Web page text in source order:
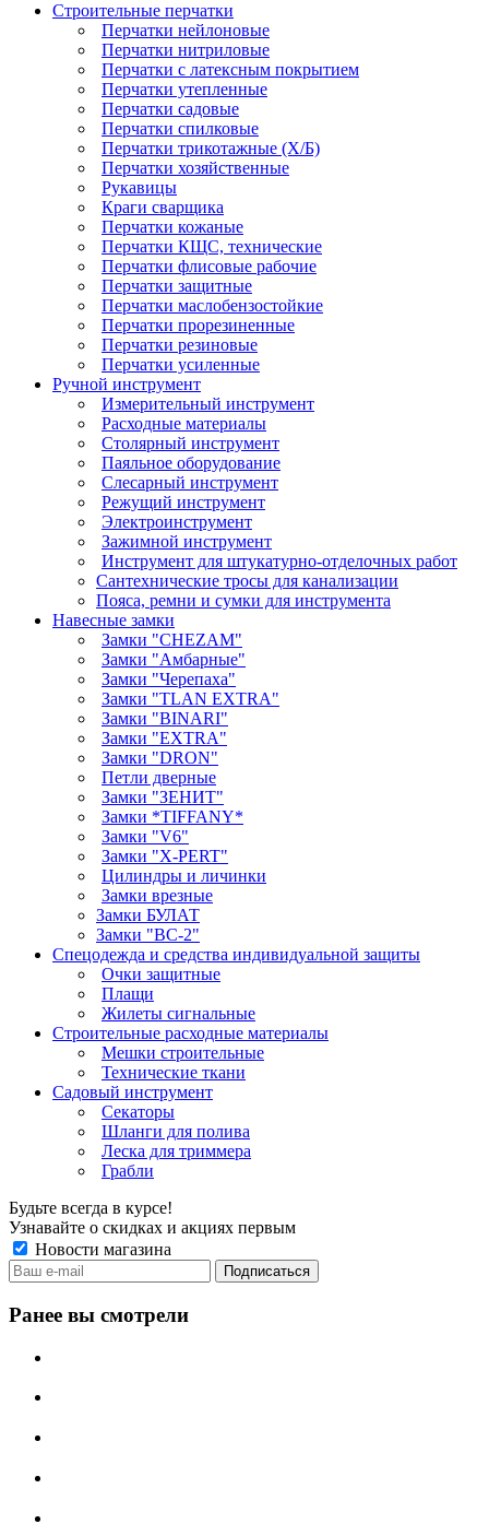
Строительные перчатки
Перчатки нейлоновые
Перчатки нитриловые
Перчатки с латексным покрытием
Перчатки утепленные
Перчатки садовые
Перчатки спилковые
Перчатки трикотажные (Х/Б)
Перчатки хозяйственные
Рукавицы
Краги сварщика
Перчатки кожаные
Перчатки КЩС, технические
Перчатки флисовые рабочие
Перчатки защитные
Перчатки маслобензостойкие
Перчатки прорезиненные
Перчатки резиновые
Перчатки усиленные
Ручной инструмент
Измерительный инструмент
Расходные материалы
Столярный инструмент
Паяльное оборудование
Слесарный инструмент
Режущий инструмент
Электроинструмент
Зажимной инструмент
Инструмент для штукатурно-отделочных работ
Сантехнические тросы для канализации
Пояса, ремни и сумки для инструмента
Навесные замки
Замки "CHEZAM"
Замки "Амбарные"
Замки "Черепаха"
Замки "TLAN EXTRA"
Замки "BINARI"
Замки "EXTRA"
Замки "DRON"
Петли дверные
Замки "ЗЕНИТ"
Замки *TIFFANY*
Замки "V6"
Замки "X-PERT"
Цилиндры и личинки
Замки врезные
Замки БУЛАТ
Замки "ВС-2"
Спецодежда и средства индивидуальной защиты
Очки защитные
Плащи
Жилеты сигнальные
Строительные расходные материалы
Мешки строительные
Технические ткани
Садовый инструмент
Секаторы
Шланги для полива
Леска для триммера
Грабли
Будьте всегда в курсе!
Узнавайте о скидках и акциях первым
Новости магазина
Ранее вы смотрели